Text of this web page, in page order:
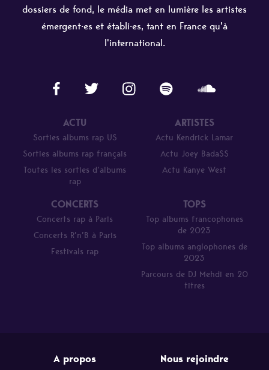
dossiers de fond, le média met en lumière les artistes
émergent·es et établi·es, tant en France qu'à
l'international.
ACTU
Sorties albums rap US
Sorties albums rap français
Toutes les sorties d’albums
rap
ARTISTES
Actu Kendrick Lamar
Actu Joey Bada$$
Actu Kanye West
CONCERTS
Concerts rap à Paris
Concerts R’n’B à Paris
Festivals rap
TOPS
Top albums francophones
de 2023
Top albums anglophones de
2023
Parcours de DJ Mehdi en 20
titres
A propos Nous rejoindre